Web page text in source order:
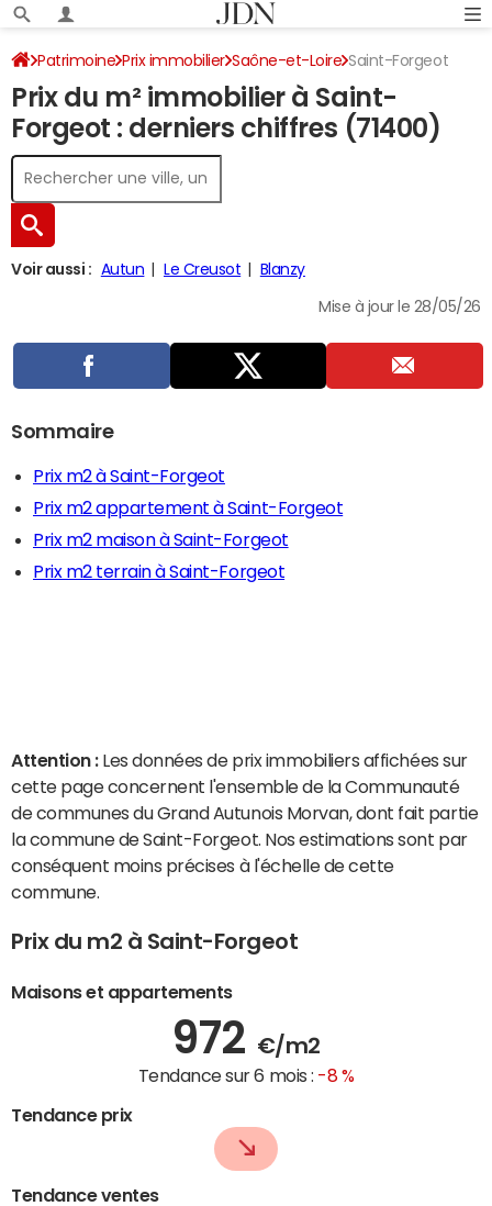
Patrimoine Prix immobilier Saône-et-Loire Saint-Forgeot
Prix du m² immobilier à Saint-
Forgeot : derniers chiffres (71400)
Voir aussi : Autun Le Creusot Blanzy
Mise à jour le 28/05/26
Sommaire
Prix m2 à Saint-Forgeot
Prix m2 appartement à Saint-Forgeot
Prix m2 maison à Saint-Forgeot
Prix m2 terrain à Saint-Forgeot
Attention : Les données de prix immobiliers affichées sur
cette page concernent l'ensemble de la Communauté
de communes du Grand Autunois Morvan, dont fait partie
la commune de Saint-Forgeot. Nos estimations sont par
conséquent moins précises à l'échelle de cette
commune.
Prix du m2 à Saint-Forgeot
Maisons et appartements
972 €/m2
Tendance sur 6 mois : -8 %
Tendance prix
Tendance ventes